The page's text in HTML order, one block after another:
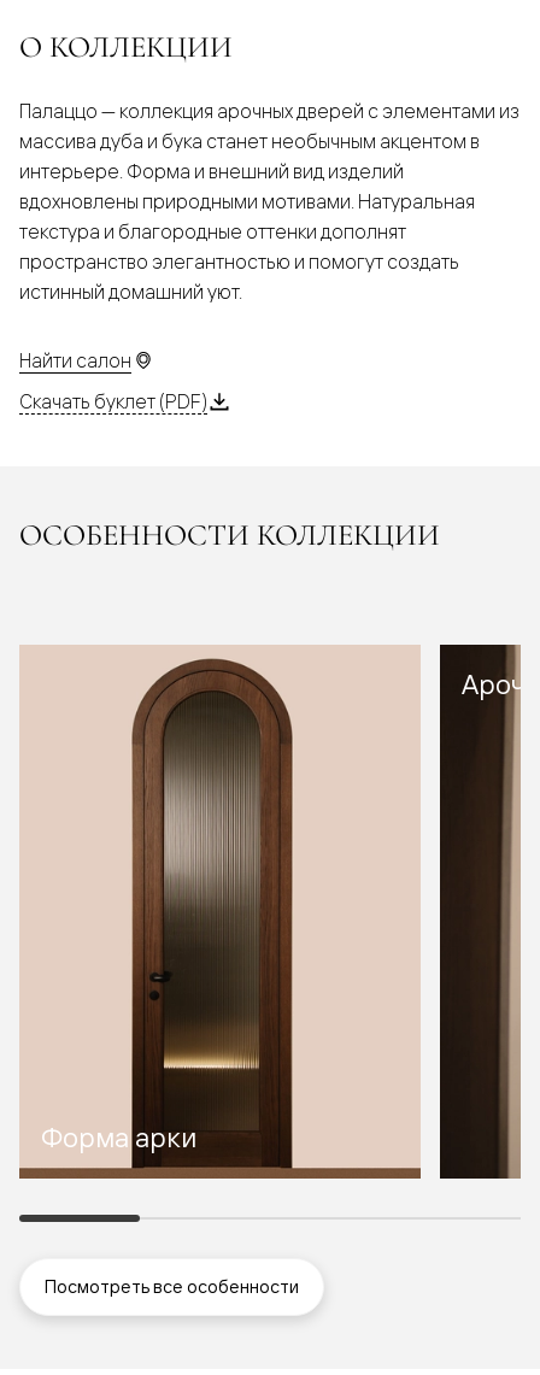
О КОЛЛЕКЦИИ
Палаццо — коллекция арочных дверей с элементами из
массива дуба и бука станет необычным акцентом в
интерьере. Форма и внешний вид изделий
вдохновлены природными мотивами. Натуральная
текстура и благородные оттенки дополнят
пространство элегантностью и помогут создать
истинный домашний уют.
Найти салон
Скачать буклет (PDF)
ОСОБЕННОСТИ КОЛЛЕКЦИИ
Форма арки
Посмотреть все особенности